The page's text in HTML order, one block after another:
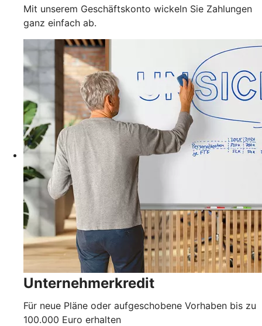
Mit unserem Geschäftskonto wickeln Sie Zahlungen
ganz einfach ab.
Unternehmerkredit
Für neue Pläne oder aufgeschobene Vorhaben bis zu
100.000 Euro erhalten